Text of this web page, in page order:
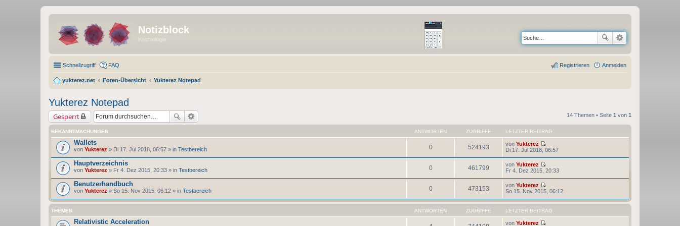
Notizblock
Kosmologie
Schnellzugriff FAQ Anmelden
Registrieren
yukterez.net Foren-Übersicht Yukterez Notepad
Yukterez Notepad
Gesperrt 14 Themen • Seite 1 von 1
BEKANNTMACHUNGEN ANTWORTEN ZUGRIFFE LETZTER BEITRAG
Wallets
von Yukterez » Di 17. Jul 2018, 06:57 » in Testbereich 0 524193 von Yukterez
N
s
t
r
e
i
t
Di 17. Jul 2018, 06:57
Hauptverzeichnis
von Yukterez » Fr 4. Dez 2015, 20:33 » in Testbereich 0 461799 von Yukterez
N
s
t
e
r
B
Fr 4. Dez 2015, 20:33
Benutzerhandbuch
von Yukterez » So 15. Nov 2015, 06:12 » in Testbereich 0 473153 von Yukterez
N
e
u
e
s
So 15. Nov 2015, 06:12
THEMEN ANTWORTEN ZUGRIFFE LETZTER BEITRAG
Relativistic Acceleration von Yukterez